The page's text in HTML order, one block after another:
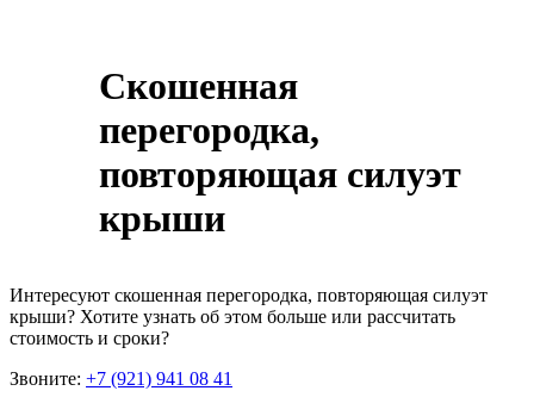
Скошенная
перегородка,
повторяющая силуэт
крыши
Интересуют скошенная перегородка, повторяющая силуэт
крыши? Хотите узнать об этом больше или рассчитать
стоимость и сроки?
Звоните: +7 (921) 941 08 41